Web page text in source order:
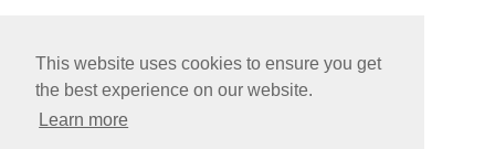
This website uses cookies to ensure you get
the best experience on our website.
Learn more